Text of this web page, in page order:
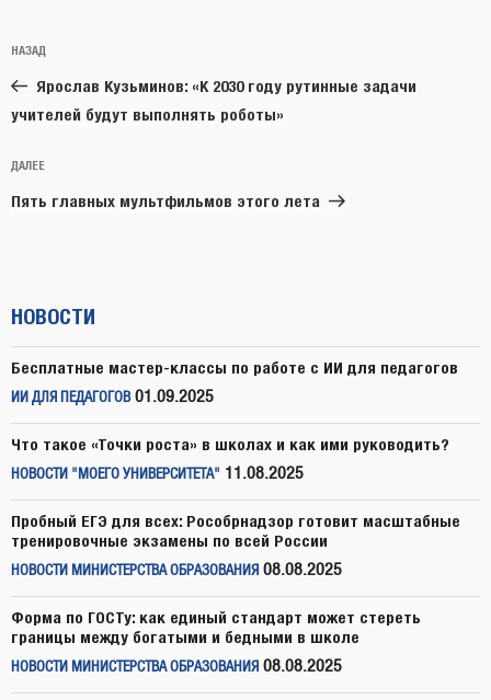
по
записям
Предыдущая
запись:
НАЗАД
Ярослав Кузьминов: «К 2030 году рутинные задачи
учителей будут выполнять роботы»
Следующая
запись
ДАЛЕЕ
Пять главных мультфильмов этого лета
НОВОСТИ
Бесплатные мастер-классы по работе с ИИ для педагогов
ИИ ДЛЯ ПЕДАГОГОВ 01.09.2025
Что такое «Точки роста» в школах и как ими руководить?
НОВОСТИ "МОЕГО УНИВЕРСИТЕТА" 11.08.2025
Пробный ЕГЭ для всех: Рособрнадзор готовит масштабные
тренировочные экзамены по всей России
НОВОСТИ МИНИСТЕРСТВА ОБРАЗОВАНИЯ 08.08.2025
Форма по ГОСТу: как единый стандарт может стереть
границы между богатыми и бедными в школе
НОВОСТИ МИНИСТЕРСТВА ОБРАЗОВАНИЯ 08.08.2025